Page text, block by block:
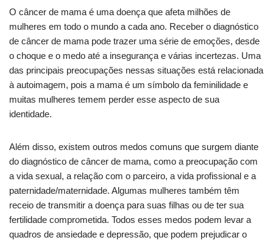
O câncer de mama é uma doença que afeta milhões de
mulheres em todo o mundo a cada ano. Receber o diagnóstico
de câncer de mama pode trazer uma série de emoções, desde
o choque e o medo até a insegurança e várias incertezas. Uma
das principais preocupações nessas situações está relacionada
à autoimagem, pois a mama é um símbolo da feminilidade e
muitas mulheres temem perder esse aspecto de sua
identidade.
Além disso, existem outros medos comuns que surgem diante
do diagnóstico de câncer de mama, como a preocupação com
a vida sexual, a relação com o parceiro, a vida profissional e a
paternidade/maternidade. Algumas mulheres também têm
receio de transmitir a doença para suas filhas ou de ter sua
fertilidade comprometida. Todos esses medos podem levar a
quadros de ansiedade e depressão, que podem prejudicar o